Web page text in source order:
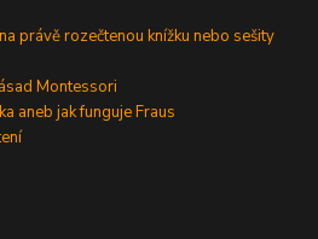
právě rozečtenou knížku nebo sešity
Montessori
aneb jak funguje Fraus